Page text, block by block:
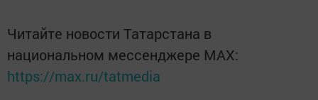
Читайте новости Татарстана в
национальном мессенджере MАХ:
https://max.ru/tatmedia